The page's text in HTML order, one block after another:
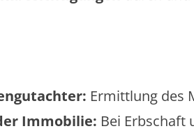
Ermittlung des
Immobilie: Bei Erbschaft